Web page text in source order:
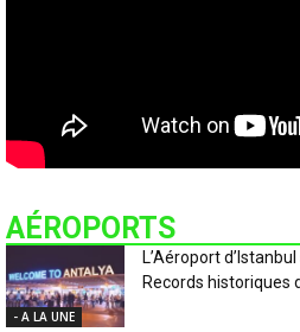
AÉROPORTS
- A LA UNE
L’Aéroport
Records historiques